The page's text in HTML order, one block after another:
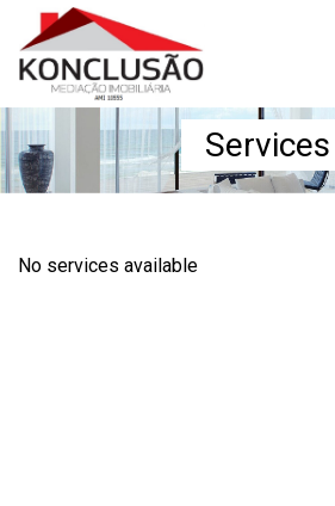
Services
No services available